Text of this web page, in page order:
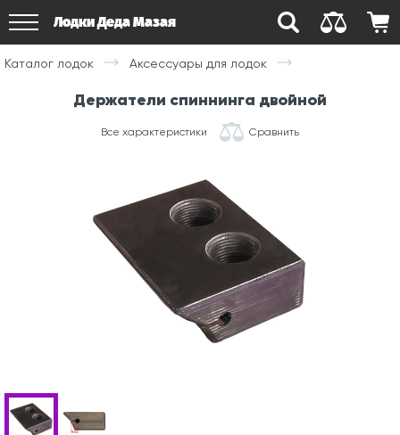
Лодки Деда Мазая
Каталог лодок Аксессуары для лодок
Держатели спиннинга двойной
Все характеристики Сравнить